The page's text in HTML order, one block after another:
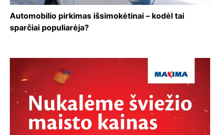
Automobilio pirkimas išsimokėtinai – kodėl tai
sparčiai populiarėja?